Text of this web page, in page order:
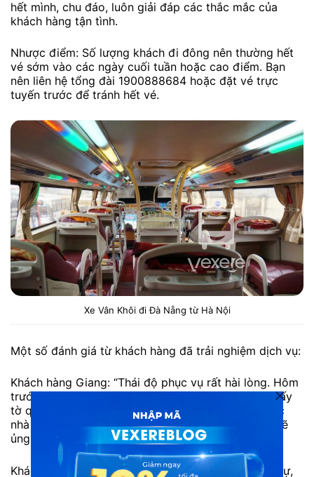
hết mình, chu đáo, luôn giải đáp các thắc mắc của
khách hàng tận tình.
Nhược điểm: Số lượng khách đi đông nên thường hết
vé sớm vào các ngày cuối tuần hoặc cao điểm. Bạn
nên liên hệ tổng đài 1900888684 hoặc đặt vé trực
tuyến trước để tránh hết vé.
Xe Vân Khôi đi Đà Nẵng từ Hà Nội
Một số đánh giá từ khách hàng đã trải nghiệm dịch vụ:
Khách hàng Giang: “Thái độ phục vụ rất hài lòng. Hôm
trước đi xe Vân Khôi tôi có làm rơi ví có một vài giấy
tờ quan trọng trên xe tưởng mất rồi nhưng đã được
nhà xe liên hệ để trả lại đầy đủ.Cảm ơn nhà xe và sẽ
ủng hộ nhà xe dài dài.”
Khách hàng Đ.Anh: “Các anh chị nhân viên rất lịch sự,